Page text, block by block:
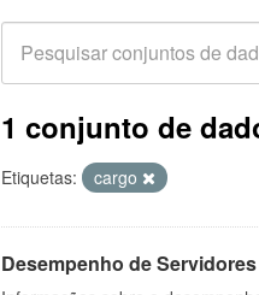
1 conjunto de
Etiquetas: cargo
Desempenho de Servidores